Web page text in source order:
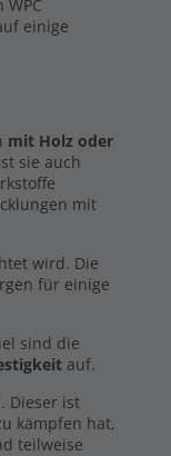
einige
mit Holz oder
sie auch
mit
wird. Die
für einige
sind die
auf.
. Dieser ist
kämpfen hat,
teilweise